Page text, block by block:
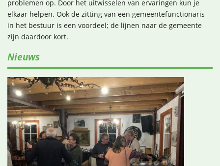
problemen op. Door het uitwisselen van ervaringen kun je
elkaar helpen. Ook de zitting van een gemeentefunctionaris
in het bestuur is een voordeel; de lijnen naar de gemeente
zijn daardoor kort.
Nieuws